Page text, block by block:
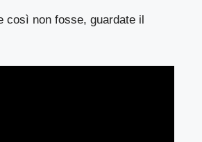
così non fosse, guardate il